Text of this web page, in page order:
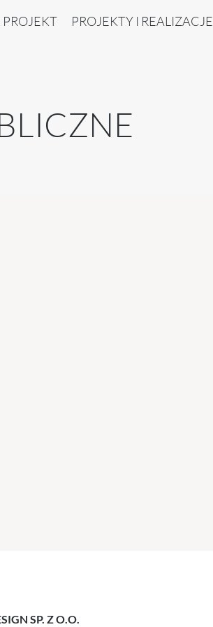
PROJEKT PROJEKTY I REALIZACJE
SP. Z O.O.